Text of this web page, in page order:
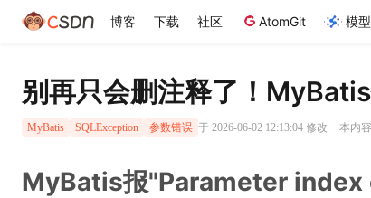
博客 下载 社区 AtomGit 模
别再只会删注释了！
MyBatis SQLException 参数错误 于 2026-06-02 12:13:04 修改· 本内
MyBatis报"Parameter index